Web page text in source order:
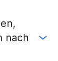
nach